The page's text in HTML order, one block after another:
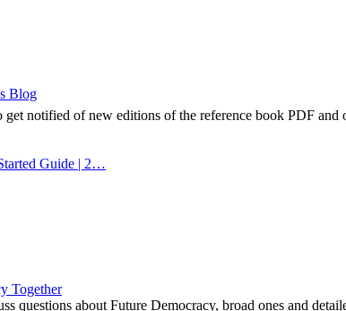
Blog
get notified of new editions of the reference book PDF
Guide | 2…
Together
questions about Future Democracy, broad ones and